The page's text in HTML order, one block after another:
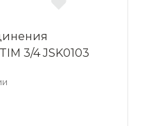
3/4 JSK0103